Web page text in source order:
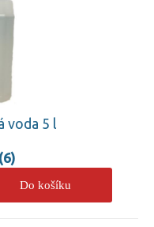
voda 5 l
Do košíku